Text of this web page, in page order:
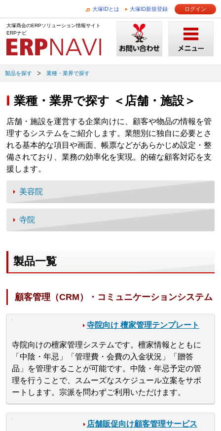
大塚IDとは 大塚ID新規登録 ログイン
大塚商会のERPソリューション情報サイト
ERPナビ
製品を探す 業種・業界で探す
業種・業界で探す ＜店舗・施設＞
店舗・施設を運営する企業向けに、顧客や物品の情報を管
理するシステムをご紹介します。業態別に独自に必要とさ
れる基本的な項目や画面、帳票などがあらかじめ設定・整
備されており、業務の効率化を実現。的確な顧客対応を支
援します。
美容院
寺院
製品一覧
顧客管理（CRM）・コミュニケーションシステム
寺院向け 檀家管理テンプレート
寺院向けの檀家管理システムです。檀家情報とともに
「中陰・年忌」「管理費・会費の入金状況」「贈答
品」を管理することが可能です。中陰・年忌予定の管
理を行うことで、スムーズなスケジュール立案をサポ
ートします。宗派を問わずご利用いただけます。
店舗販促向け顧客管理サービス